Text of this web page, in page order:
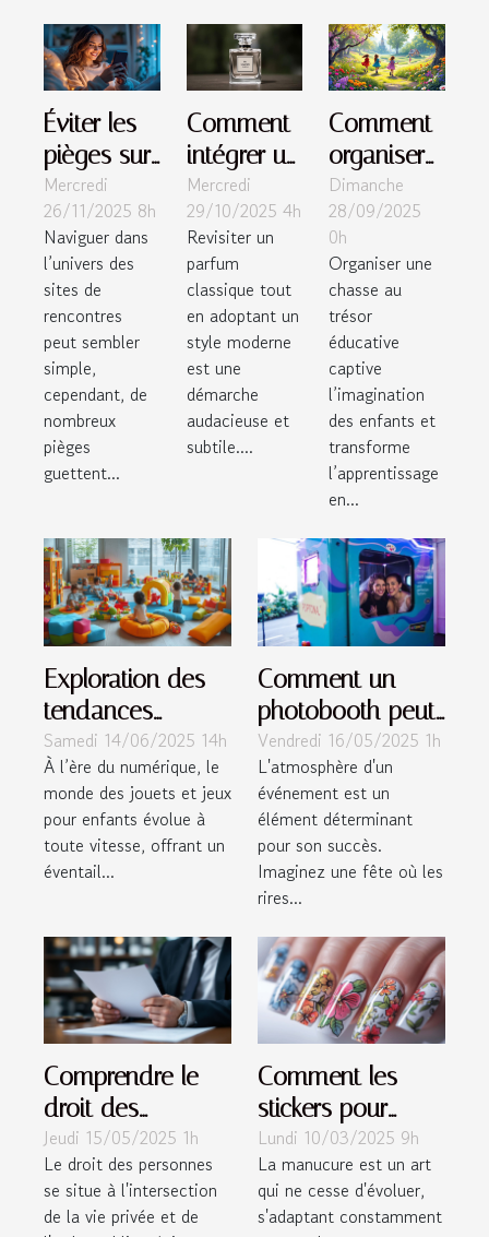
Éviter les
pièges sur
les sites
de
rencontres
: conseils
pratiques
Mercredi
26/11/2025 8h
Naviguer dans
l’univers des
sites de
rencontres
peut sembler
simple,
cependant, de
nombreux
pièges
guettent...
Comment
intégrer un
parfum
classique
dans un
style
moderne ?
Mercredi
29/10/2025 4h
Revisiter un
parfum
classique tout
en adoptant un
style moderne
est une
démarche
audacieuse et
subtile....
Comment
organiser
une
chasse au
trésor
éducative
pour
enfants ?
Dimanche
28/09/2025
0h
Organiser une
chasse au
trésor
éducative
captive
l’imagination
des enfants et
transforme
l’apprentissage
en...
Exploration des
tendances
actuelles des
jouets et jeux
pour enfants
Samedi 14/06/2025 14h
À l’ère du numérique, le
monde des jouets et jeux
pour enfants évolue à
toute vitesse, offrant un
éventail...
Comment un
photobooth peut
transformer
l'ambiance de
vos événements
Vendredi 16/05/2025 1h
L'atmosphère d'un
événement est un
élément déterminant
pour son succès.
Imaginez une fête où les
rires...
Comprendre le
droit des
personnes :
famille,
dépendance et
Jeudi 15/05/2025 1h
Le droit des personnes
se situe à l'intersection
de la vie privée et de
Comment les
stickers pour
ongles
révolutionnent la
manucure
Lundi 10/03/2025 9h
La manucure est un art
qui ne cesse d'évoluer,
s'adaptant constamment